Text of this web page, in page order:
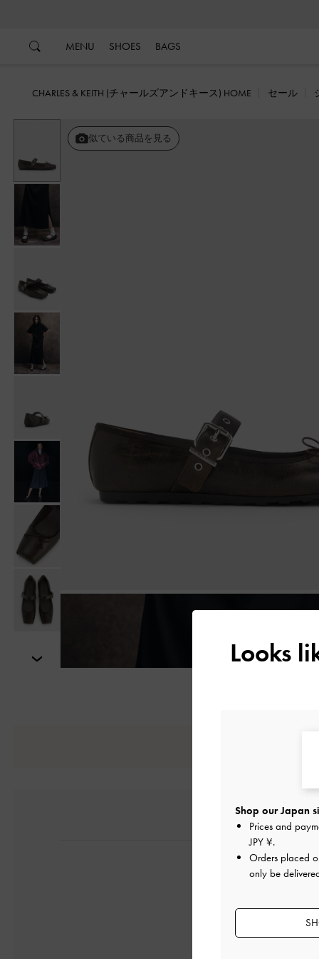
MENU SHOES BAGS
CHARLES & KEITH (チャールズアンドキース) HOME セール
次
似ている商品を見る
Looks
Shop our Japan
Prices and
JPY ¥.
Orders placed
only be